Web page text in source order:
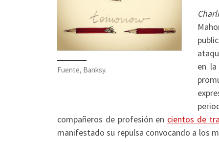
Fuente, Banksy.
en
compañeros de profesión en cientos de
manifestado su repulsa convocando a los